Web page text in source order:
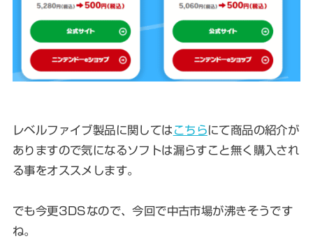
レベルファイブ製品に関しては こちらにて商品の紹介が
ありますので気になるソフトは漏らすこと無く購入され
る事をオススメします。
でも今更3DSなので、今回で中古市場が沸きそうです
ね。